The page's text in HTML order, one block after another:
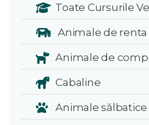
Toate Cursurile
Animale de renta
Animale de
Cabaline
Animale sălbatice